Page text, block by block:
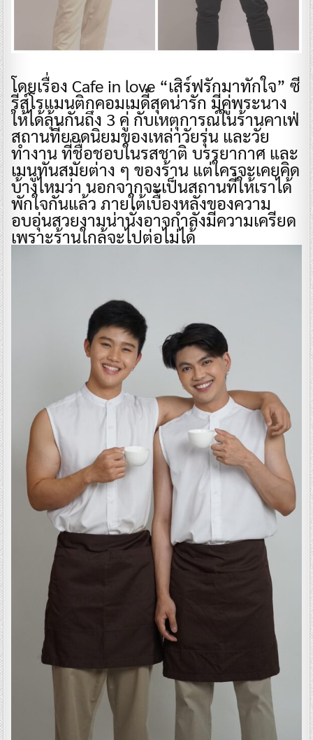
โดยเรื่อง Cafe in love “เสิร์ฟรักมาทักใจ” ซี
รีส์โรแมนติกคอมเมดี้สุดน่ารัก มีคู่พระนาง
ให้ได้ลุ้นกันถึง 3 คู่ กับเหตุการณ์ในร้านคาเฟ่
สถานที่ยอดนิยมของเหล่าวัยรุ่น และวัย
ทำงาน ที่ชื่อชอบในรสชาติ บรรยากาศ และ
เมนูทันสมัยต่าง ๆ ของร้าน แต่ใครจะเคยคิด
บ้างไหมว่า นอกจากจะเป็นสถานที่ให้เราได้
พักใจกันแล้ว ภายใต้เบื้องหลังของความ
อบอุ่นสวยงามน่านั่งอาจกำลังมีความเครียด
เพราะร้านใกล้จะไปต่อไม่ได้